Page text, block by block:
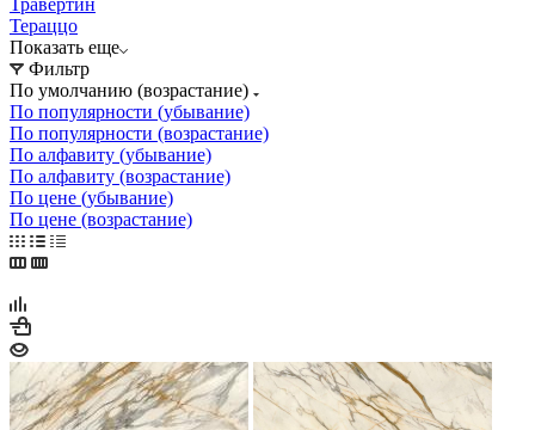
Тераццо
Показать еще
Фильтр
По умолчанию (возрастание)
По популярности (убывание)
По популярности (возрастание)
По алфавиту (убывание)
По алфавиту (возрастание)
По цене (убывание)
По цене (возрастание)